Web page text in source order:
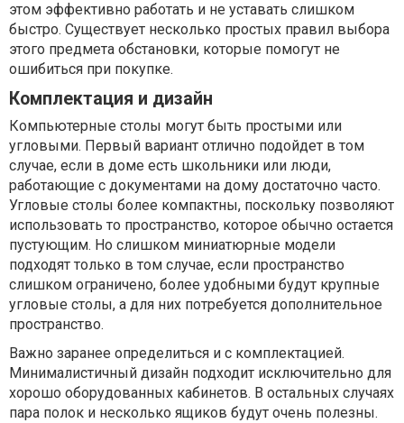
этом эффективно работать и не уставать слишком
быстро. Существует несколько простых правил выбора
этого предмета обстановки, которые помогут не
ошибиться при покупке.
Комплектация и дизайн
Компьютерные столы могут быть простыми или
угловыми. Первый вариант отлично подойдет в том
случае, если в доме есть школьники или люди,
работающие с документами на дому достаточно часто.
Угловые столы более компактны, поскольку позволяют
использовать то пространство, которое обычно остается
пустующим. Но слишком миниатюрные модели
подходят только в том случае, если пространство
слишком ограничено, более удобными будут крупные
угловые столы, а для них потребуется дополнительное
пространство.
Важно заранее определиться и с комплектацией.
Минималистичный дизайн подходит исключительно для
хорошо оборудованных кабинетов. В остальных случаях
пара полок и несколько ящиков будут очень полезны.